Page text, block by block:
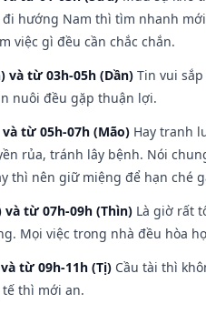
hướng Nam thì tìm nhanh
việc gì đều cần chắc chắn.
và từ 03h-05h (Dần) Tin vui
nuôi đều gặp thuận lợi.
từ 05h-07h (Mão) Hay tranh
rủa, tránh lây bệnh. Nói
thì nên giữ miệng để hạn ché
và từ 07h-09h (Thìn) Là giờ rất
Mọi việc trong nhà đều hòa
từ 09h-11h (Tị) Cầu tài thì
thì mới an.